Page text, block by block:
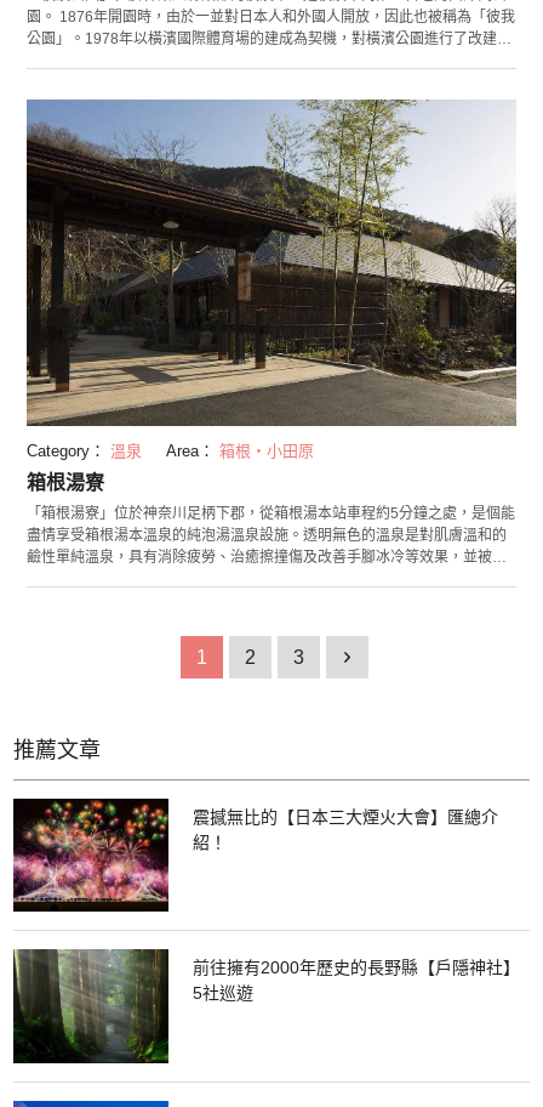
園。 1876年開園時，由於一並對日本人和外國人開放，因此也被稱為「彼我
公園」。1978年以橫濱國際體育場的建成為契機，對橫濱公園進行了改建。
化產業遺產。 公園裡的一大看點是種植了約70種、約14萬棵鬱金香的花田。
每年4月上旬至下旬開花時節，都會吸引眾多觀光遊客。毎年4月舉辦「橫濱
花與綠之物語春季博覽會」時，橫濱公園作為會場之一為橫濱的城市景觀增
添了不少色彩。 橫濱公園距離港未來、山下公園和中華街等觀光名勝也交通
便捷。吹著橫濱港的海風，享受一番公園漫步或棒球觀戰如何？
Category： 溫泉 Area： 箱根・小田原
箱根湯寮
「箱根湯寮」位於神奈川足柄下郡，從箱根湯本站車程約5分鐘之處，是個能
盡情享受箱根湯本溫泉的純泡湯溫泉設施。透明無色的溫泉是對肌膚溫和的
鹼性單純溫泉，具有消除疲勞、治癒擦撞傷及改善手腳冰冷等效果，並被稱
悠閒度過奢侈時光的人，則強力推薦單人包廂式露天浴池「別館湯屋 花
1 2 3 1
推薦文章
震撼無比的【日本三大煙火大會】匯總介
紹！
前往擁有2000年歷史的長野縣【戶隱神社】
5社巡遊